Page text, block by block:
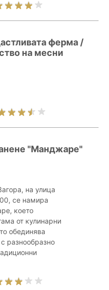
ферма /
на месни
"Манджаре"
на улица
се намира
което
от кулинарни
обединява
разнообразно